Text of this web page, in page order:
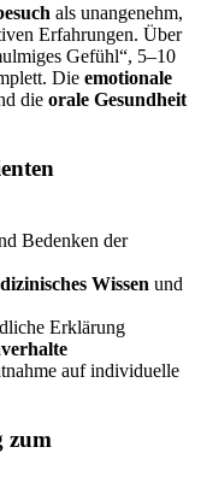
als unangenehm,
Erfahrungen. Über
Gefühl“, 5–10
Die emotionale
die orale Gesundheit
Bedenken der
Wissen und
Erklärung
auf individuelle
zum